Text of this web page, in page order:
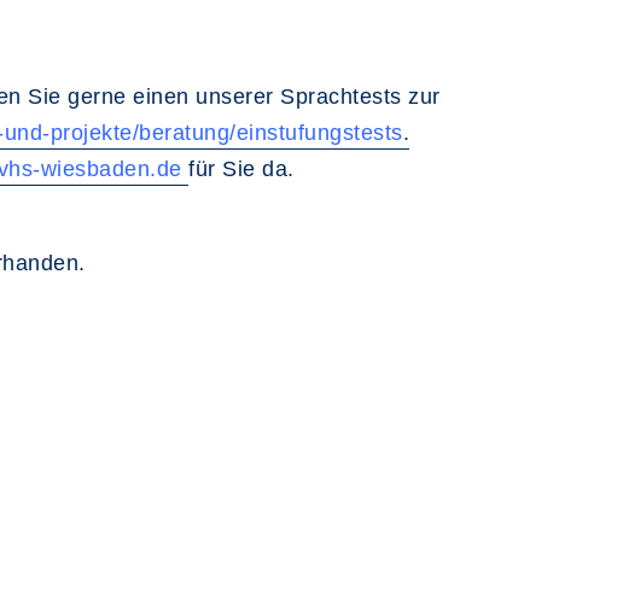
Sie gerne einen unserer Sprachtests zur
projekte/beratung/einstufungstests.
wiesbaden.de für Sie da.